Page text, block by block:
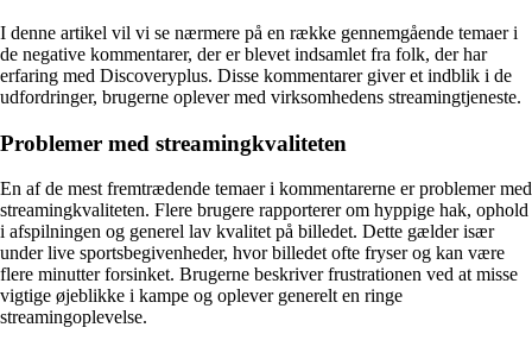
I denne artikel vil vi se nærmere på en række gennemgående temaer i
de negative kommentarer, der er blevet indsamlet fra folk, der har
erfaring med Discoveryplus. Disse kommentarer giver et indblik i de
udfordringer, brugerne oplever med virksomhedens streamingtjeneste.
Problemer med streamingkvaliteten
En af de mest fremtrædende temaer i kommentarerne er problemer med
streamingkvaliteten. Flere brugere rapporterer om hyppige hak, ophold
i afspilningen og generel lav kvalitet på billedet. Dette gælder især
under live sportsbegivenheder, hvor billedet ofte fryser og kan være
flere minutter forsinket. Brugerne beskriver frustrationen ved at misse
vigtige øjeblikke i kampe og oplever generelt en ringe
streamingoplevelse.